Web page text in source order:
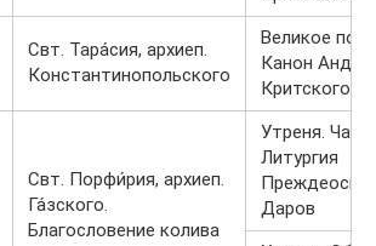
Свт. Тара́сия, архиеп.
Константинопольского
Великое
Канон
Критского
Свт. Порфи́рия, архиеп.
Га́зского.
Благословение колива
Утреня. Часы
Литургия
Даров